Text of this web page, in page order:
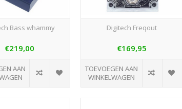
Bass whammy
€219,00
AAN
Digitech Freqout
€169,95
TOEVOEGEN AAN
WINKELWAGEN